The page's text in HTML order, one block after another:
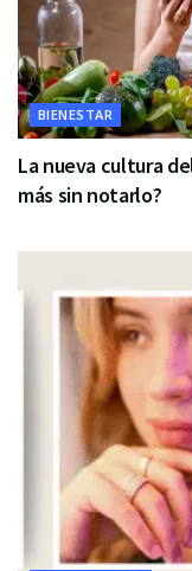
BIENESTAR
La nueva cultura
más sin notarlo?